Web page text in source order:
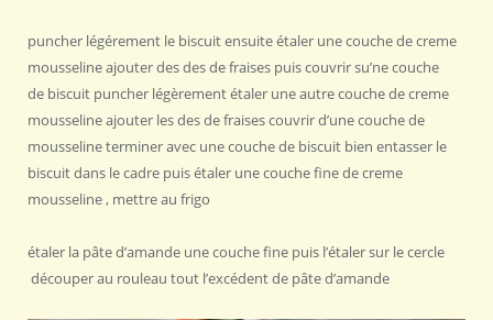
puncher légérement le biscuit ensuite étaler une couche de creme
mousseline ajouter des des de fraises puis couvrir su’ne couche
de biscuit puncher légèrement étaler une autre couche de creme
mousseline ajouter les des de fraises couvrir d’une couche de
mousseline terminer avec une couche de biscuit bien entasser le
biscuit dans le cadre puis étaler une couche fine de creme
mousseline , mettre au frigo
étaler la pâte d’amande une couche fine puis l’étaler sur le cercle
découper au rouleau tout l’excédent de pâte d’amande